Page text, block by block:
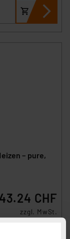
– pure,
CHF
zzgl. MwSt.